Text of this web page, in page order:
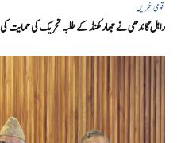
قومی خبریں
راہل گاندھی نے جھارکھنڈ کے طلبہ تحریک کی حمایت کی